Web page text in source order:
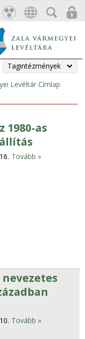
Tagintézmények
Levéltár Címlap
1980-as
Tovább »
nevezetes
Tovább »